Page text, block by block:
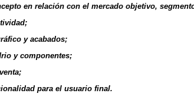
en relación con el mercado objetivo,
y acabados;
y componentes;
para el usuario final.